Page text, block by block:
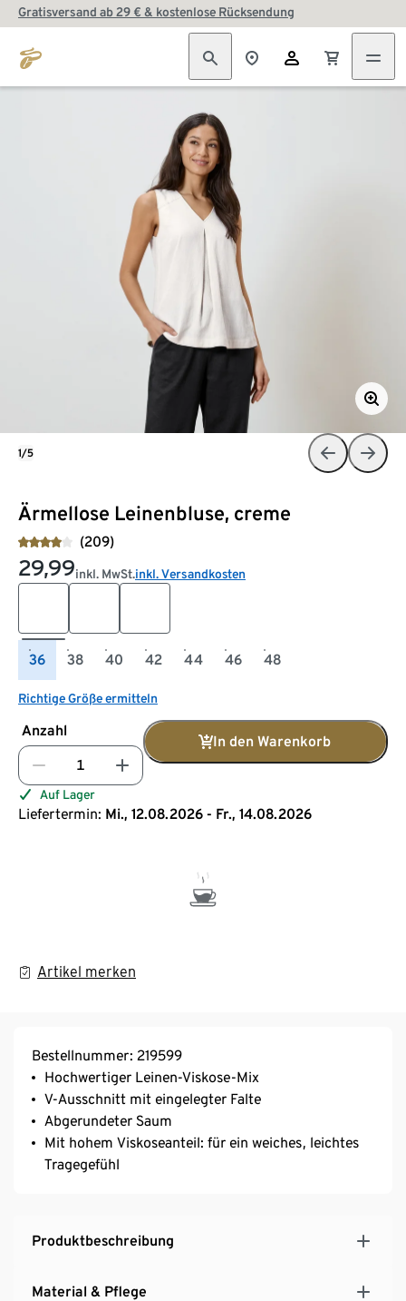
Gratisversand ab 29 € & kostenlose Rücksendung
Ärmellose Leinenbluse, creme
(209)
29,99inkl. MwSt.inkl. Versandkosten
36 38 40 42 44 46 48
Richtige Größe ermitteln
Anzahl
In den Warenkorb
Auf Lager
Liefertermin: Mi., 12.08.2026 - Fr., 14.08.2026
Artikel merken
1/5
Bestellnummer: 219599
Hochwertiger Leinen-Viskose-Mix
V-Ausschnitt mit eingelegter Falte
Abgerundeter Saum
Mit hohem Viskoseanteil: für ein weiches, leichtes
Tragegefühl
Produktbeschreibung
Material & Pflege